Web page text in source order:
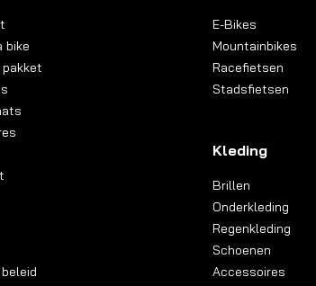
bike
pakket
E-Bikes
Mountainbikes
Racefietsen
Stadsfietsen
Kleding
Brillen
Onderkleding
Regenkleding
Schoenen
Accessoires